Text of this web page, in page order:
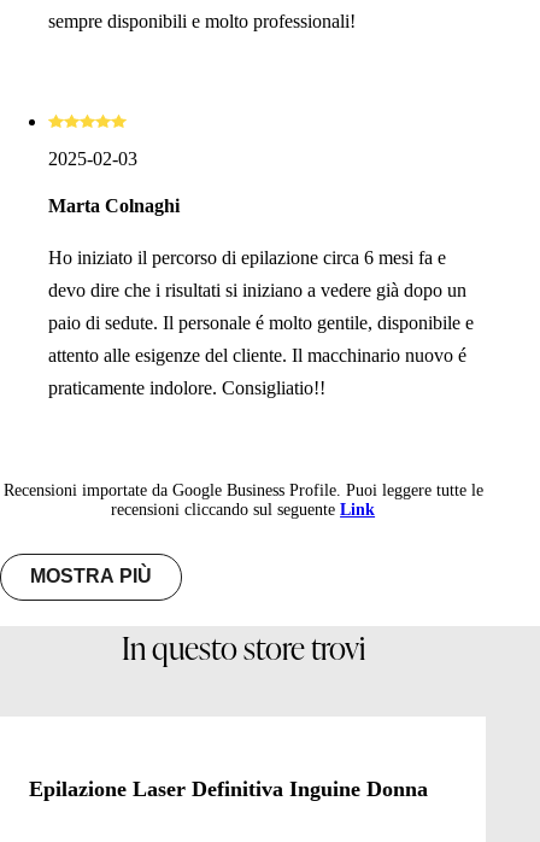
sempre disponibili e molto professionali!
2025-02-03
Marta Colnaghi
Ho iniziato il percorso di epilazione circa 6 mesi fa e
devo dire che i risultati si iniziano a vedere già dopo un
paio di sedute. Il personale é molto gentile, disponibile e
attento alle esigenze del cliente. Il macchinario nuovo é
praticamente indolore. Consigliatio!!
Recensioni importate da Google Business Profile. Puoi leggere tutte le
recensioni cliccando sul seguenteLink
MOSTRA PIÙ
In questo store trovi
Epilazione Laser Definitiva Inguine Donna